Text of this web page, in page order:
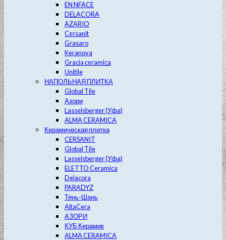
EN NFACE
DELACORA
AZARIO
Cersanit
Grasaro
Keranova
Gracia ceramica
Unitile
НАПОЛЬНАЯ ПЛИТКА
Global Tile
Азори
Lasselsberger (Уфа)
ALMA CERAMICA
Керамическая плитка
CERSANIT
Global Tile
Lasselsberger (Уфа)
ELETTO Ceramica
Delacora
PARADYZ
Тянь-Шань
AltaCera
АЗОРИ
КУБ Керамик
ALMA CERAMICA